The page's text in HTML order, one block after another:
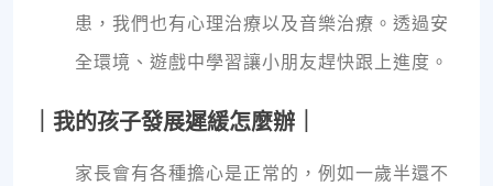
患，我們也有心理治療以及音樂治療。透過安
全環境、遊戲中學習讓小朋友趕快跟上進度。
｜我的孩子發展遲緩怎麼辦｜
家長會有各種擔心是正常的，例如一歲半還不